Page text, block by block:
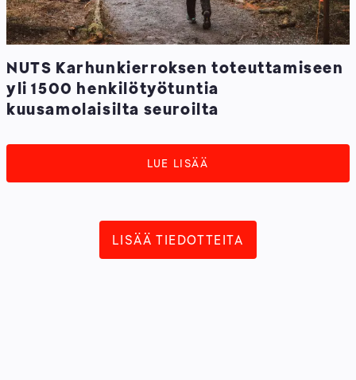
NUTS Karhunkierroksen toteuttamiseen
yli 1500 henkilötyötuntia
kuusamolaisilta seuroilta
LUE LISÄÄ
LISÄÄ TIEDOTTEITA